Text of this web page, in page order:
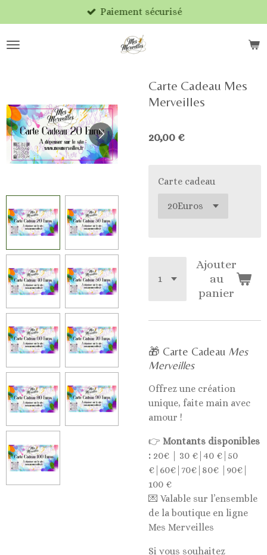
au
contenu
Paiement sécurisé
Carte Cadeau Mes
Merveilles
20,00 €
Carte cadeau
Ajouter
au
panier
🎁 Carte Cadeau Mes
Merveilles
Offrez une création
unique, faite main avec
amour !
👉 Montants disponibles
: 20€ | 30 €|40 €|50
€|60€|70€|80€ |90€|
100 €
💌 Valable sur l’ensemble
de la boutique en ligne
Mes Merveilles
Si vous souhaitez